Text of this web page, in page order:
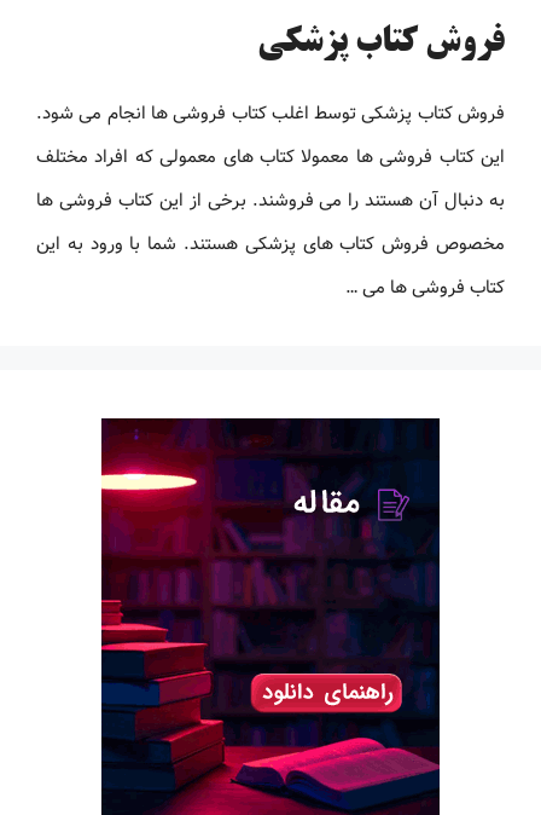
فروش کتاب پزشکی
فروش کتاب پزشکی توسط اغلب کتاب فروشی ها انجام می شود.
این کتاب فروشی ها معمولا کتاب های معمولی که افراد مختلف
به دنبال آن هستند را می فروشند. برخی از این کتاب فروشی ها
مخصوص فروش کتاب های پزشکی هستند. شما با ورود به این
کتاب فروشی ها می …